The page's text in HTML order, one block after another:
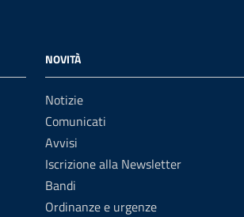
NOVITÀ
Notizie
Comunicati
Avvisi
Iscrizione alla Newsletter
Bandi
Ordinanze e urgenze